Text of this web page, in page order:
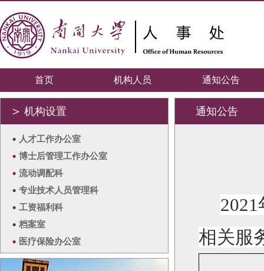
首页 机构人员 通知公告
＞ 机构设置
• 人才工作办公室
• 博士后管理工作办公室
• 流动调配科
• 专业技术人员管理科
• 工资福利科
• 档案室
• 医疗保险办公室
通知公告
2021
相关服